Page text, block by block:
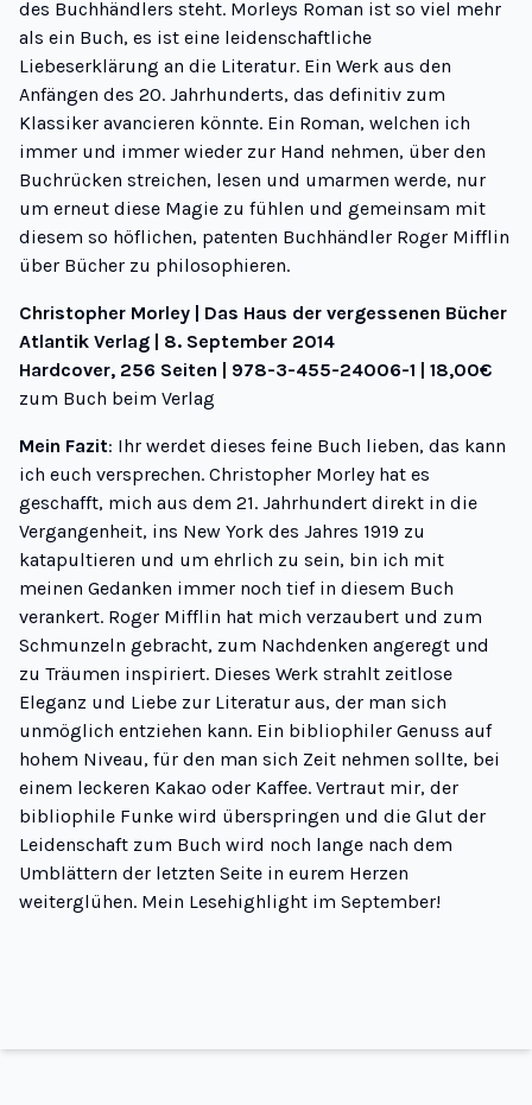
des Buchhändlers steht. Morleys Roman ist so viel mehr
als ein Buch, es ist eine leidenschaftliche
Liebeserklärung an die Literatur. Ein Werk aus den
Anfängen des 20. Jahrhunderts, das definitiv zum
Klassiker avancieren könnte. Ein Roman, welchen ich
immer und immer wieder zur Hand nehmen, über den
Buchrücken streichen, lesen und umarmen werde, nur
um erneut diese Magie zu fühlen und gemeinsam mit
diesem so höflichen, patenten Buchhändler Roger Mifflin
über Bücher zu philosophieren.
Christopher Morley | Das Haus der vergessenen Bücher
Atlantik Verlag | 8. September 2014
Hardcover, 256 Seiten | 978-3-455-24006-1 | 18,00€
zum Buch beim Verlag
Mein Fazit: Ihr werdet dieses feine Buch lieben, das kann
ich euch versprechen. Christopher Morley hat es
geschafft, mich aus dem 21. Jahrhundert direkt in die
Vergangenheit, ins New York des Jahres 1919 zu
katapultieren und um ehrlich zu sein, bin ich mit
meinen Gedanken immer noch tief in diesem Buch
verankert. Roger Mifflin hat mich verzaubert und zum
Schmunzeln gebracht, zum Nachdenken angeregt und
zu Träumen inspiriert. Dieses Werk strahlt zeitlose
Eleganz und Liebe zur Literatur aus, der man sich
unmöglich entziehen kann. Ein bibliophiler Genuss auf
hohem Niveau, für den man sich Zeit nehmen sollte, bei
einem leckeren Kakao oder Kaffee. Vertraut mir, der
bibliophile Funke wird überspringen und die Glut der
Leidenschaft zum Buch wird noch lange nach dem
Umblättern der letzten Seite in eurem Herzen
weiterglühen. Mein Lesehighlight im September!